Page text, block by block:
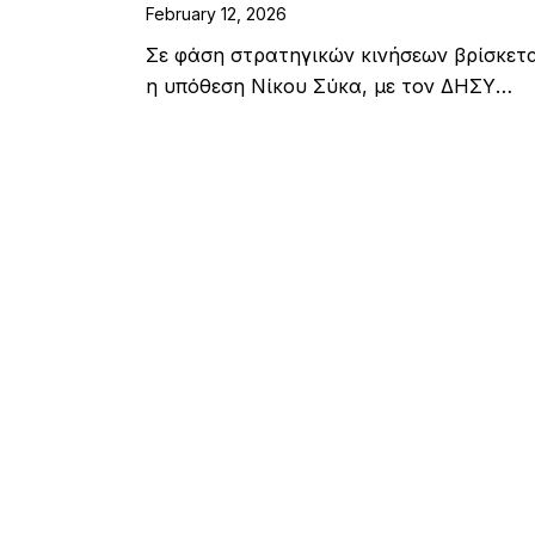
February 12, 2026
Σε φάση στρατηγικών κινήσεων
η υπόθεση Νίκου Σύκα, με τον ΔΗΣΥ…